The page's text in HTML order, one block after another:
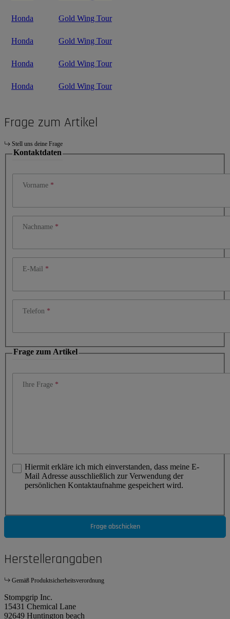
Honda Gold Wing Tour
Honda Gold Wing Tour
Honda Gold Wing Tour
Honda Gold Wing Tour
Frage zum Artikel
Stell uns deine Frage
Kontaktdaten
Vorname
Nachname
E-Mail
Telefon
Frage zum Artikel
Ihre Frage
Hiermit erkläre ich mich einverstanden, dass meine E-
Mail Adresse ausschließlich zur Verwendung der
persönlichen Kontaktaufnahme gespeichert wird.
Frage abschicken
Herstellerangaben
Gemäß Produktsicherheitsverordnung
Stompgrip Inc.
15431 Chemical Lane
92649 Huntington beach